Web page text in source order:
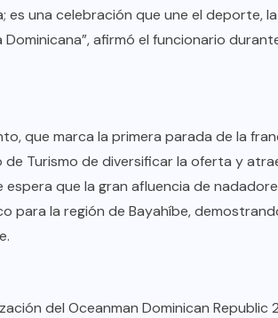
es una celebración que une el deporte,
Dominicana”, afirmó el funcionario
que marca la primera parada de la
de Turismo de diversificar la oferta y
espera que la gran afluencia de
para la región de Bayahíbe,
del Oceanman Dominican